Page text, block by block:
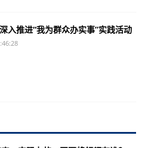
入推进“我为群众办实事”实践活动